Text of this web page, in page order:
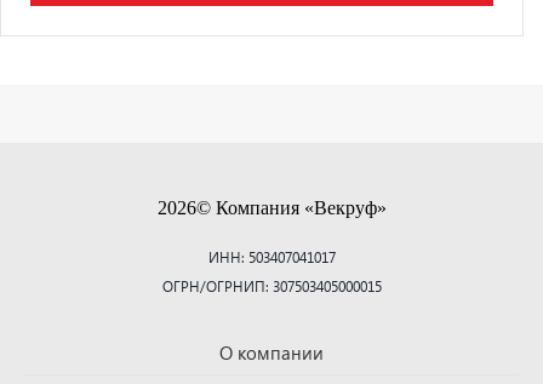
2026© Компания «Векруф»
ИНН: 503407041017
ОГРН/ОГРНИП: 307503405000015
О компании